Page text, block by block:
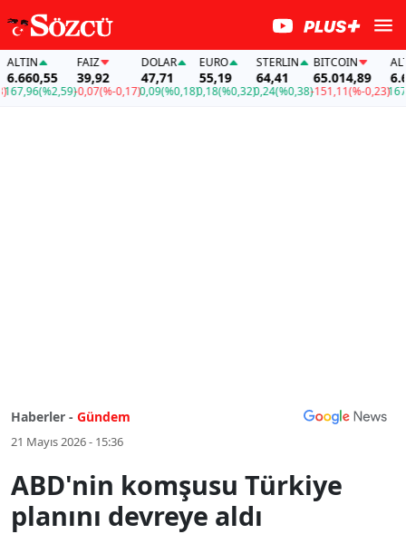
(%2,59)
FAİZ
39,92
-0,07(%-0,17)
DOLAR
47,71
0,09(%0,18)
EURO
55,19
0,18(%0,32)
STERLIN
64,41
0,24(%0,38)
BITCOIN
65.014,89
-151,11(%-0,23)
ALTIN
Haberler - Gündem
21 Mayıs 2026 - 15:36
ABD'nin komşusu Türkiye
planını devreye aldı